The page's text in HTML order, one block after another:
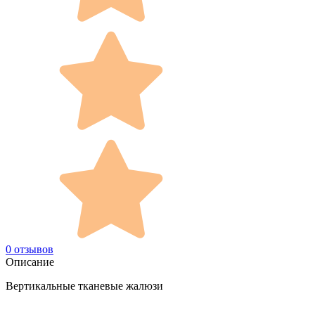
0 отзывов
Описание
Вертикальные тканевые жалюзи